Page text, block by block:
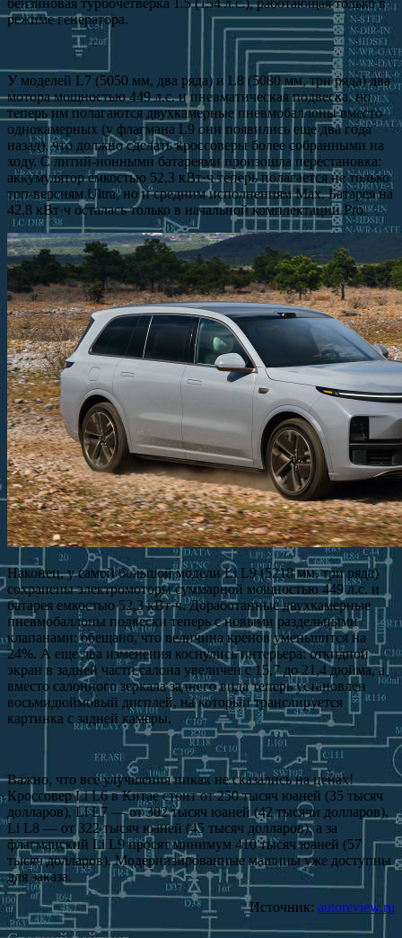
режиме генератора.
У моделей L7 (5050 мм, два ряда) и L8 (5080 мм, три ряда) два
мотора мощностью 449 л.с. и пневматическая подвеска, но
теперь им полагаются двухкамерные пневмобаллоны вместо
однокамерных (у флагмана L9 они появились еще два года
назад), что должно сделать кроссоверы более собранными на
ходу. С литий-ионными батареями произошла перестановка:
аккумулятор емкостью 52,3 кВт·ч теперь полагается не только
топ-версиям Ultra, но и средним исполнениям Max. Батарея на
42,8 кВт·ч осталась только в начальной комплектации Pro.
Наконец, у самой большой модели Li L9 (5218 мм, три ряда)
сохранены электромоторы суммарной мощностью 449 л.с. и
батарея емкостью 52,3 кВт·ч. Доработанные двухкамерные
пневмобаллоны подвески теперь с новыми раздельными
клапанами: обещано, что величина кренов уменьшится на
24%. А еще два изменения коснулись интерьера: откидной
экран в задней части салона увеличен с 15,7 до 21,4 дюйма, а
вместо салонного зеркала заднего вида теперь установлен
восьмидюймовый дисплей, на который транслируется
картинка с задней камеры.
Важно, что все улучшения никак не сказались на ценах!
Кроссовер Li L6 в Китае стоит от 250 тысяч юаней (35 тысяч
долларов), Li L7 — от 302 тысяч юаней (42 тысячи долларов),
Li L8 — от 322 тысяч юаней (45 тысяч долларов), а за
флагманский Li L9 просят минимум 410 тысяч юаней (57
тысяч долларов). Модернизированные машины уже доступны
для заказа.
Источник: autoreview.ru